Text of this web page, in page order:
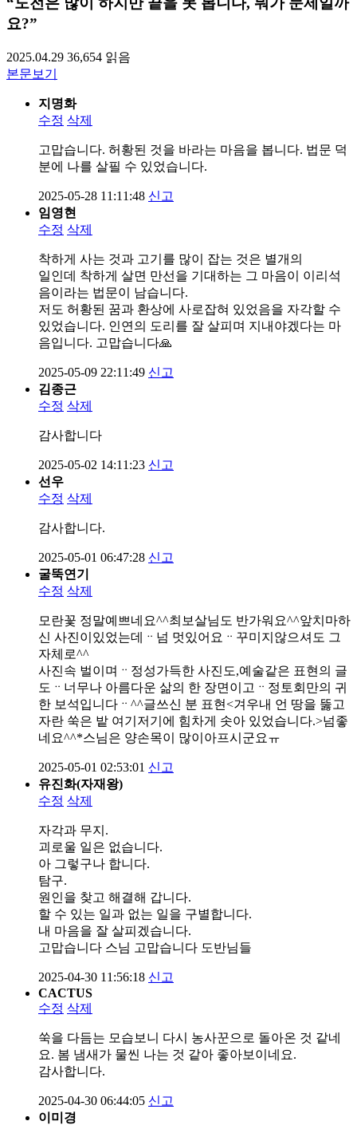
요?”
2025.04.29 36,654 읽음
본문보기
지명화
수정 삭제
고맙습니다. 허황된 것을 바라는 마음을 봅니다. 법문 덕
분에 나를 살필 수 있었습니다.
2025-05-28 11:11:48 신고
임영현
수정 삭제
착하게 사는 것과 고기를 많이 잡는 것은 별개의
일인데 착하게 살면 만선을 기대하는 그 마음이 이리석
음이라는 법문이 남습니다.
저도 허황된 꿈과 환상에 사로잡혀 있었음을 자각할 수
있었습니다. 인연의 도리를 잘 살피며 지내야겠다는 마
음입니다. 고맙습니다🙏
2025-05-09 22:11:49 신고
김종근
수정 삭제
감사합니다
2025-05-02 14:11:23 신고
선우
수정 삭제
감사합니다.
2025-05-01 06:47:28 신고
굴뚝연기
수정 삭제
모란꽃 정말예쁘네요^^최보살님도 반가워요^^앞치마하
신 사진이있었는데ᆢ넘 멋있어요ᆢ꾸미지않으셔도 그
자체로^^
사진속 벌이며ᆢ정성가득한 사진도,예술같은 표현의 글
도ᆢ너무나 아름다운 삶의 한 장면이고ᆢ정토회만의 귀
한 보석입니다ᆢ^^글쓰신 분 표현<겨우내 언 땅을 뚫고
자란 쑥은 밭 여기저기에 힘차게 솟아 있었습니다.>넘좋
네요^^*스님은 양손목이 많이아프시군요ㅠ
2025-05-01 02:53:01 신고
유진화(자재왕)
수정 삭제
자각과 무지.
괴로울 일은 없습니다.
아 그렇구나 합니다.
탐구.
원인을 찾고 해결해 갑니다.
할 수 있는 일과 없는 일을 구별합니다.
내 마음을 잘 살피겠습니다.
고맙습니다 스님 고맙습니다 도반님들
2025-04-30 11:56:18 신고
CACTUS
수정 삭제
쑥을 다듬는 모습보니 다시 농사꾼으로 돌아온 것 같네
요. 봄 냄새가 물씬 나는 것 같아 좋아보이네요.
감사합니다.
2025-04-30 06:44:05 신고
이미경